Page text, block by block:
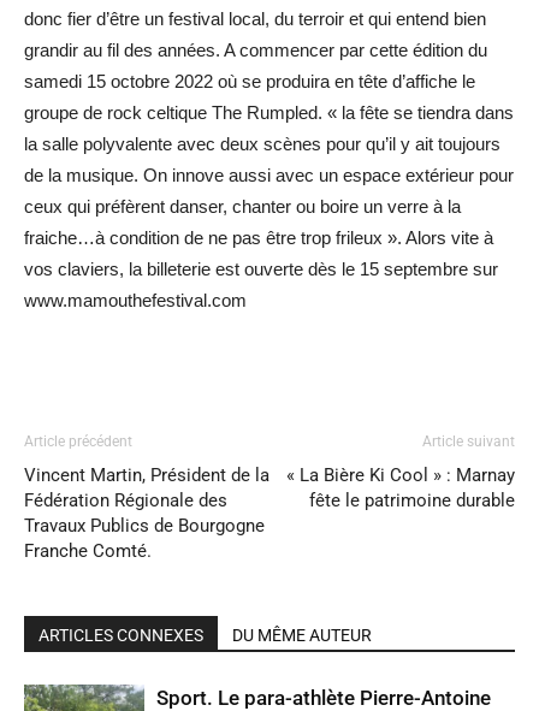
donc fier d’être un festival local, du terroir et qui entend bien
grandir au fil des années. A commencer par cette édition du
samedi 15 octobre 2022 où se produira en tête d’affiche le
groupe de rock celtique The Rumpled. « la fête se tiendra dans
la salle polyvalente avec deux scènes pour qu’il y ait toujours
de la musique. On innove aussi avec un espace extérieur pour
ceux qui préfèrent danser, chanter ou boire un verre à la
fraiche…à condition de ne pas être trop frileux ». Alors vite à
vos claviers, la billeterie est ouverte dès le 15 septembre sur
www.mamouthefestival.com
Article précédent
Vincent Martin, Président de la
Fédération Régionale des
Travaux Publics de Bourgogne
Franche Comté.
Article suivant
« La Bière Ki Cool » : Marnay
fête le patrimoine durable
ARTICLES CONNEXES DU MÊME AUTEUR
Sport. Le para-athlète Pierre-Antoine